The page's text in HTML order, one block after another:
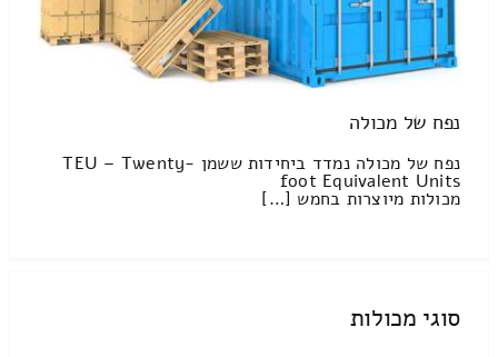
נפח של מכולה
נפח של מכולה נמדד ביחידות ששמן TEU – Twenty-
foot Equivalent Units
מכולות מיוצרות בחמש […]
סוגי מכולות